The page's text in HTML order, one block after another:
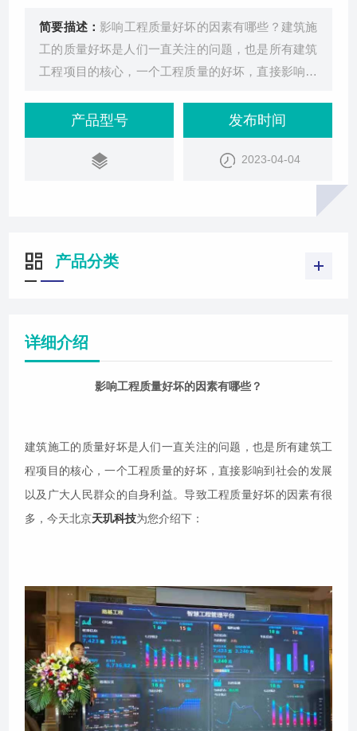
简要描述：影响工程质量好坏的因素有哪些？建筑施
工的质量好坏是人们一直关注的问题，也是所有建筑
工程项目的核心，一个工程质量的好坏，直接影响到
质量好坏的因素有很多，今天北京天玑科技为您介绍
下：影响建筑工程质量因素：造成建筑工程质量问题
的因素有许许多多，一般来说有以下几个大体原因，
即人、材料、机械、方法和环境。人员因素：纵观整
产品型号 发布时间
2023-04-04
产品分类
详细介绍
影响工程质量好坏的因素有哪些？
建筑施工的质量好坏是人们一直关注的问题，也是所有建筑工
程项目的核心，一个工程质量的好坏，直接影响到社会的发展
以及广大人民群众的自身利益。导致工程质量好坏的因素有很
多，今天北京天玑科技为您介绍下：